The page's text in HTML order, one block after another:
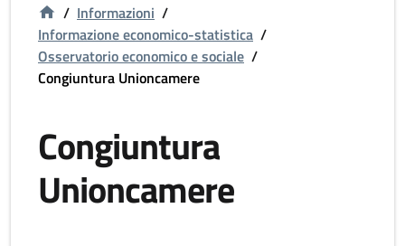
/ Informazioni /
Informazione economico-statistica /
Osservatorio economico e sociale /
Congiuntura Unioncamere
Congiuntura
Unioncamere